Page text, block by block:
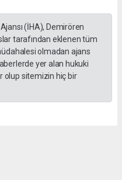
(İHA), Demirören
tarafından eklenen tüm
olmadan ajans
yer alan hukuki
olup sitemizin hiç bir